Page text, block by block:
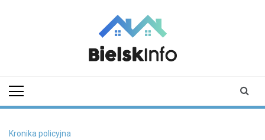
Podlaskiego i
Kronika policyjna